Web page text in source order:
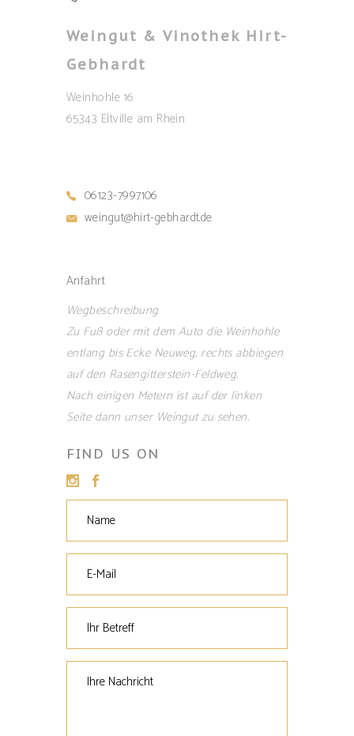
Weingut & Vinothek Hirt-
Gebhardt
Weinhohle 16
65343 Eltville am Rhein
06123-7997106
weingut@hirt-gebhardt.de
Anfahrt
Wegbeschreibung
Zu Fuß oder mit dem Auto die Weinhohle
entlang bis Ecke Neuweg, rechts abbiegen
auf den Rasengitterstein-Feldweg.
Nach einigen Metern ist auf der linken
Seite dann unser Weingut zu sehen.
FIND US ON